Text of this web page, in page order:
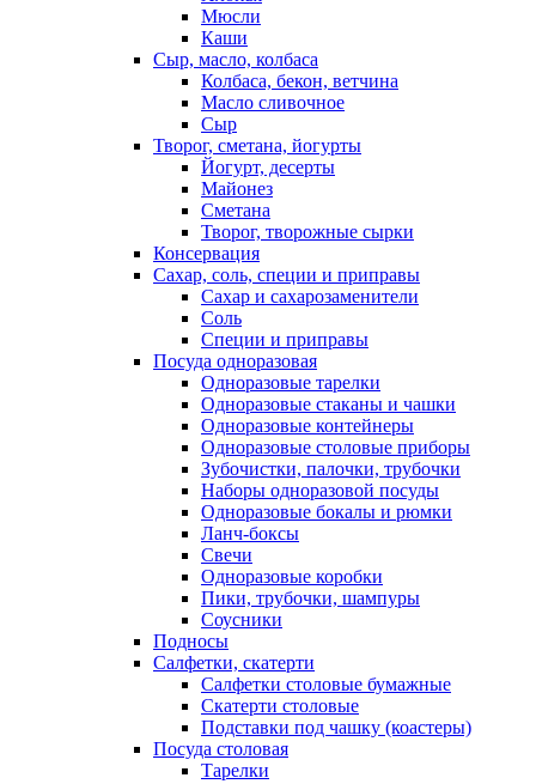
Мюсли
Каши
Сыр, масло, колбаса
Колбаса, бекон, ветчина
Масло сливочное
Сыр
Творог, сметана, йогурты
Йогурт, десерты
Майонез
Сметана
Творог, творожные сырки
Консервация
Сахар, соль, специи и приправы
Сахар и сахарозаменители
Соль
Специи и приправы
Посуда одноразовая
Одноразовые тарелки
Одноразовые стаканы и чашки
Одноразовые контейнеры
Одноразовые столовые приборы
Зубочистки, палочки, трубочки
Наборы одноразовой посуды
Одноразовые бокалы и рюмки
Ланч-боксы
Свечи
Одноразовые коробки
Пики, трубочки, шампуры
Соусники
Подносы
Салфетки, скатерти
Салфетки столовые бумажные
Скатерти столовые
Подставки под чашку (коастеры)
Посуда столовая
Тарелки